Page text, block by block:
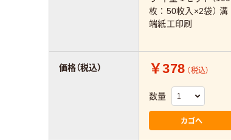
枚：50枚入×2袋） 溝
端紙工印刷
￥378 （税込）
数量
カゴへ
価格（税込）